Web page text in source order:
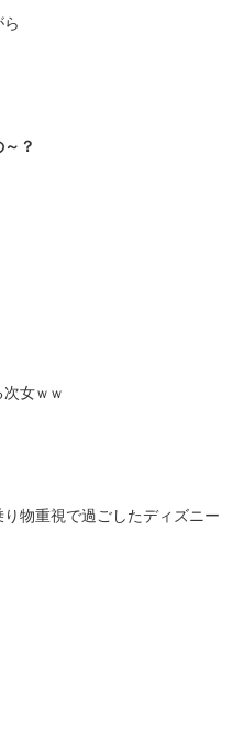
？
次女ｗｗ
物重視で過ごしたディズニー